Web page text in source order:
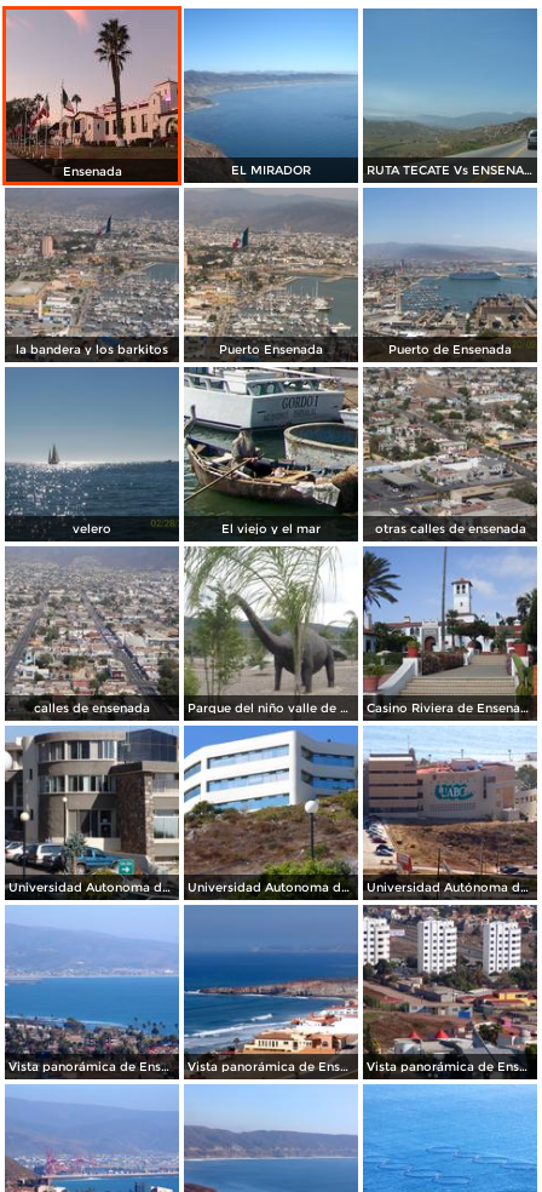
Ensenada EL MIRADOR RUTA TECATE Vs ENSENADA
la bandera y los barkitos Puerto Ensenada Puerto de Ensenada
velero El viejo y el mar otras calles de ensenada
calles de ensenada Parque del niño valle de guadalupe Casino Riviera de Ensenada
Universidad Autonoma de México (UNAM) Universidad Autonoma de México (UNAM) Universidad Autónoma de Baja California (UABC)
Vista panorámica de Ensenada Vista panorámica de Ensenada Vista panorámica de Ensenada